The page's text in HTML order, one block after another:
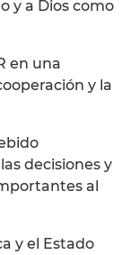
y a Dios como
en una
y la
decisiones y
al
y el Estado